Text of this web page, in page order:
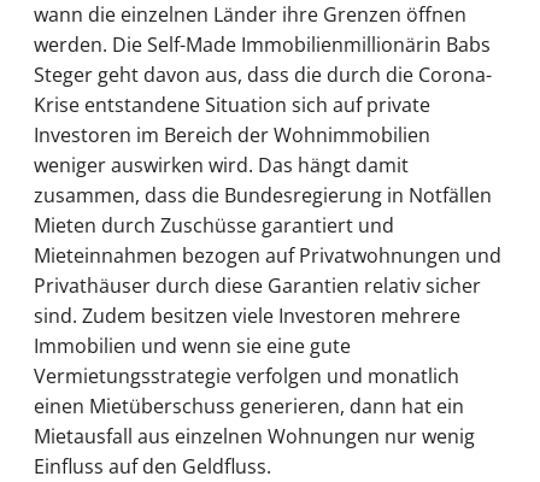
wann die einzelnen Länder ihre Grenzen öffnen
werden. Die Self-Made Immobilienmillionärin Babs
Steger geht davon aus, dass die durch die Corona-
Krise entstandene Situation sich auf private
Investoren im Bereich der Wohnimmobilien
weniger auswirken wird. Das hängt damit
zusammen, dass die Bundesregierung in Notfällen
Mieten durch Zuschüsse garantiert und
Mieteinnahmen bezogen auf Privatwohnungen und
Privathäuser durch diese Garantien relativ sicher
sind. Zudem besitzen viele Investoren mehrere
Immobilien und wenn sie eine gute
Vermietungsstrategie verfolgen und monatlich
einen Mietüberschuss generieren, dann hat ein
Mietausfall aus einzelnen Wohnungen nur wenig
Einfluss auf den Geldfluss.